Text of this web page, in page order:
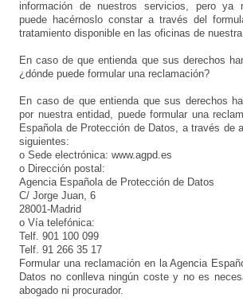
información de nuestros servicios, pero ya
puede hacérnoslo constar a través del
tratamiento disponible en las oficinas de
En caso de que entienda que sus derechos
¿dónde puede formular una reclamación?
En caso de que entienda que sus derechos
por nuestra entidad, puede formular una
Española de Protección de Datos, a través de
siguientes:
o Sede electrónica: www.agpd.es
o Dirección postal:
Agencia Española de Protección de Datos
C/ Jorge Juan, 6
28001-Madrid
o Vía telefónica:
Telf. 901 100 099
Telf. 91 266 35 17
Formular una reclamación en la Agencia
Datos no conlleva ningún coste y no es
abogado ni procurador.